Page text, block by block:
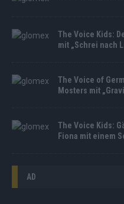
The Voice Kids:
mit „Schrei nach
The Voice of
Mosters mit
The Voice Kids:
Fiona mit einem
AD